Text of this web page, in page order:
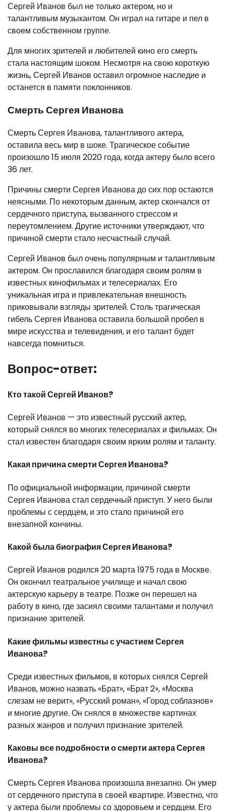
Сергей Иванов был не только актером, но и
талантливым музыкантом. Он играл на гитаре и пел в
своем собственном группе.
Для многих зрителей и любителей кино его смерть
стала настоящим шоком. Несмотря на свою короткую
жизнь, Сергей Иванов оставил огромное наследие и
останется в памяти поклонников.
Смерть Сергея Иванова
Смерть Сергея Иванова, талантливого актера,
оставила весь мир в шоке. Трагическое событие
произошло 15 июля 2020 года, когда актеру было всего
36 лет.
Причины смерти Сергея Иванова до сих пор остаются
неясными. По некоторым данным, актер скончался от
сердечного приступа, вызванного стрессом и
переутомлением. Другие источники утверждают, что
причиной смерти стало несчастный случай.
Сергей Иванов был очень популярным и талантливым
актером. Он прославился благодаря своим ролям в
известных кинофильмах и телесериалах. Его
уникальная игра и привлекательная внешность
приковывали взгляды зрителей. Столь трагическая
гибель Сергея Иванова оставила большой пробел в
мире искусства и телевидения, и его талант будет
навсегда помниться.
Вопрос-ответ:
Кто такой Сергей Иванов?
Сергей Иванов — это известный русский актер,
который снялся во многих телесериалах и фильмах. Он
стал известен благодаря своим ярким ролям и таланту.
Какая причина смерти Сергея Иванова?
По официальной информации, причиной смерти
Сергея Иванова стал сердечный приступ. У него были
проблемы с сердцем, и это стало причиной его
внезапной кончины.
Какой была биография Сергея Иванова?
Сергей Иванов родился 20 марта 1975 года в Москве.
Он окончил театральное училище и начал свою
актерскую карьеру в театре. Позже он перешел на
работу в кино, где засиял своими талантами и получил
признание зрителей.
Какие фильмы известны с участием Сергея
Иванова?
Среди известных фильмов, в которых снялся Сергей
Иванов, можно назвать «Брат», «Брат 2», «Москва
слезам не верит», «Русский роман», «Город соблазнов»
и многие другие. Он снялся в множестве картинах
разных жанров и получил признание зрителей.
Каковы все подробности о смерти актера Сергея
Иванова?
Смерть Сергея Иванова произошла внезапно. Он умер
от сердечного приступа в своей квартире. Известно, что
у актера были проблемы со здоровьем и сердцем. Его